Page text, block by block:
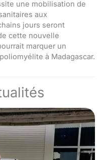
une mobilisation de
aux
jours seront
cette nouvelle
marquer un
à Madagascar.